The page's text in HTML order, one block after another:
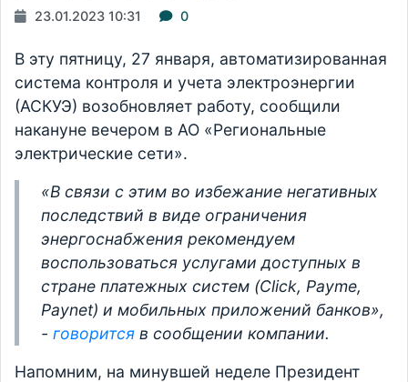
23.01.2023 10:31 0
В эту пятницу, 27 января, автоматизированная
система контроля и учета электроэнергии
(АСКУЭ) возобновляет работу, сообщили
накануне вечером в АО «Региональные
электрические сети».
«В связи с этим во избежание негативных
последствий в виде ограничения
энергоснабжения рекомендуем
воспользоваться услугами доступных в
стране платежных систем (Click, Payme,
Paynet) и мобильных приложений банков»,
- говорится в сообщении компании.
Напомним, на минувшей неделе Президент